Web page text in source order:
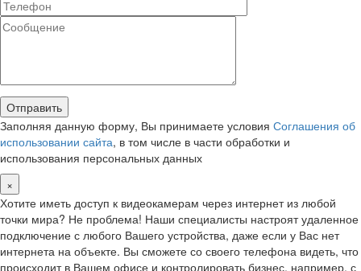
Заполняя данную форму, Вы принимаете условия Соглашения об
использовании сайта, в том числе в части обработки и
использования персональных данных
×
Хотите иметь доступ к видеокамерам через интернет из любой
точки мира? Не проблема! Наши специалисты настроят удаленное
подключение с любого Вашего устройства, даже если у Вас нет
интернета на объекте. Вы сможете со своего телефона видеть, что
происходит в Вашем офисе и контролировать бизнес, например, с